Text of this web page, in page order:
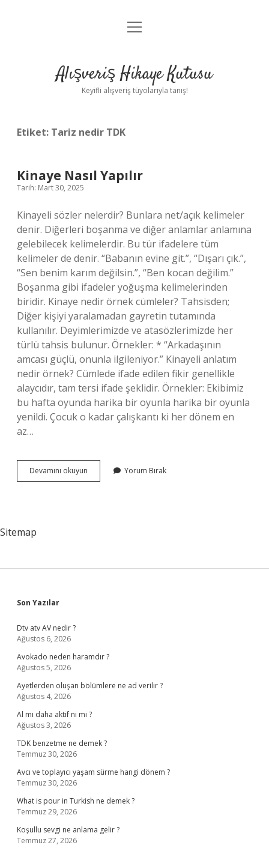
Anasayfa
Yasal Uyarı
menüyü
Alışveriş Hikaye Kutusu
Keyifli alışveriş tüyolarıyla tanış!
Etiket: Tariz nedir TDK
Kinaye Nasıl Yapılır
Tarih: Mart 30, 2025
Kinayeli sözler nelerdir? Bunlara net/açık kelimeler
denir. Diğerleri boşanma ve diğer anlamlar anlamına
gelebilecek kelimelerdir. Bu tür ifadelere tüm
kelimeler de denir. “Babanın evine git.”, “Dışarı çık.”,
“Sen benim karım değilsin.”, “Ben kocan değilim.”
Boşanma gibi ifadeler yoğuşma kelimelerinden
biridir. Kinaye nedir örnek cümleler? Tahsisden;
Diğer kişiyi yaralamadan gayretin tutamında
kullanılır. Deyimlerimizde ve atasözlerimizde her
türlü tahsis bulunur. Örnekler: * “Arkadaşının
amcası güçlü, onunla ilgileniyor.” Kinayeli anlatım
nedir örnek? Cümlede ifade edilen fikir genellikle
alaycıdır, tam tersi ifade şeklidir. Örnekler: Ekibimiz
bu hafta oyunda harika bir oyunla harika bir oyunla
yenildi. Çocuk o kadar çalışkantı ki her dönem en
az…
Devamını okuyun
Nasıl
Yorum Bırak
Sitemap
Sidebar
Son Yazılar
Dtv atv AV nedir ?
Ağustos 6, 2026
Avokado neden haramdır ?
Ağustos 5, 2026
Ayetlerden oluşan bölümlere ne ad verilir ?
Ağustos 4, 2026
Al mı daha aktif ni mi ?
Ağustos 3, 2026
TDK benzetme ne demek ?
Temmuz 30, 2026
Avcı ve toplayıcı yaşam sürme hangi dönem ?
Temmuz 30, 2026
What is pour in Turkish ne demek ?
Temmuz 29, 2026
Koşullu sevgi ne anlama gelir ?
Temmuz 27, 2026